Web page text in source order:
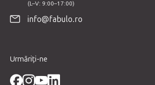
info@fabulo.ro
Urmăriți-ne